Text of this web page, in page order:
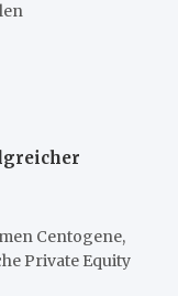
Centogene,
Private Equity